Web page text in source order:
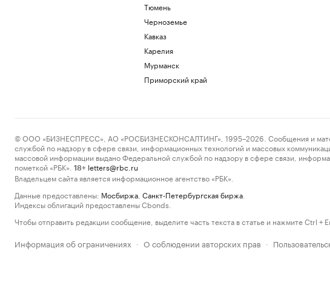
Тюмень
Черноземье
Кавказ
Карелия
Мурманск
Приморский край
© ООО «БИЗНЕСПРЕСС», АО «РОСБИЗНЕСКОНСАЛТИНГ», 1995–2026. Сообщения и
службой по надзору в сфере связи, информационных технологий и массовых
массовой информации выдано Федеральной службой по надзору в сфере связи,
пометкой «РБК».
18+ letters@rbc.ru
Владельцем сайта является информационное агентство «РБК».
Данные предоставлены: Мосбиржа Санкт-Петербургская биржа
Индексы облигаций предоставлены Cbonds.
Чтобы отправить редакции сообщение, выделите часть текста в статье и нажмите Ctrl +
Информация об ограничениях · О соблюдении авторских прав ·